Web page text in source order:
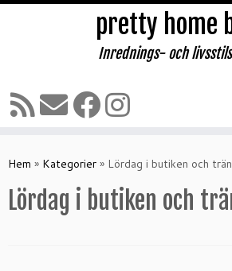
till
pretty home
Inrednings- och
Hem » Kategorier » Lördag i butiken och
Lördag i butiken och